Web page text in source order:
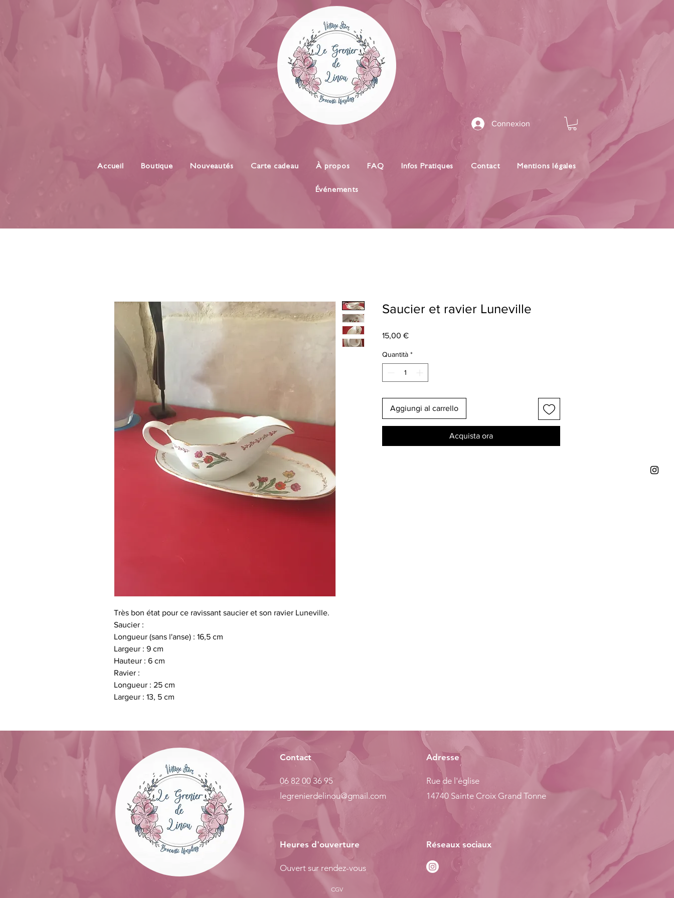
Connexion
Accueil Boutique Nouveautés Carte cadeau À propos FAQ Infos Pratiques Contact Mentions légales
Événements
Très bon état pour ce ravissant saucier et son ravier Luneville.
Saucier :
Longueur (sans l'anse) : 16,5 cm
Largeur : 9 cm
Hauteur : 6 cm
Ravier :
Longueur : 25 cm
Largeur : 13, 5 cm
Saucier et ravier Luneville
15,00 €Prezzo
Quantità *
Aggiungi al carrello
Acquista ora
Contact
06 82 00 36 95
legrenierdelinou@gmail.com
Adresse
Rue de l'église
14740 Sainte Croix Grand Tonne
Heures d'ouverture
Ouvert sur rendez-vous
Réseaux sociaux
CGV